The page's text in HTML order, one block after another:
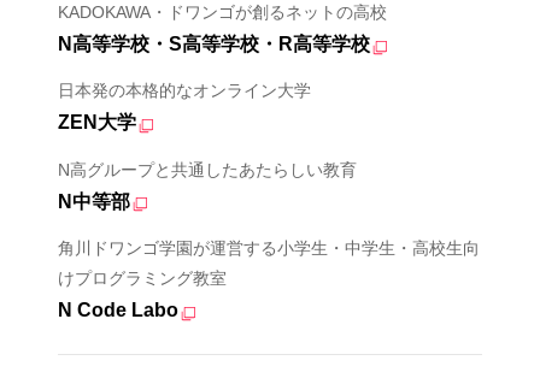
KADOKAWA・ドワンゴが創るネットの高校
N高等学校・S高等学校・R高等学校
日本発の本格的なオンライン大学
ZEN大学
N高グループと共通したあたらしい教育
N中等部
角川ドワンゴ学園が運営する小学生・中学生・高校生向
けプログラミング教室
N Code Labo